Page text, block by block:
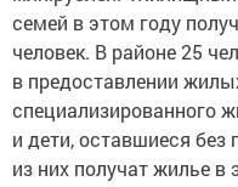
семей в этом году
человек. В районе 25
в предоставлении
специализированного
и дети, оставшиеся без
из них получат жилье в